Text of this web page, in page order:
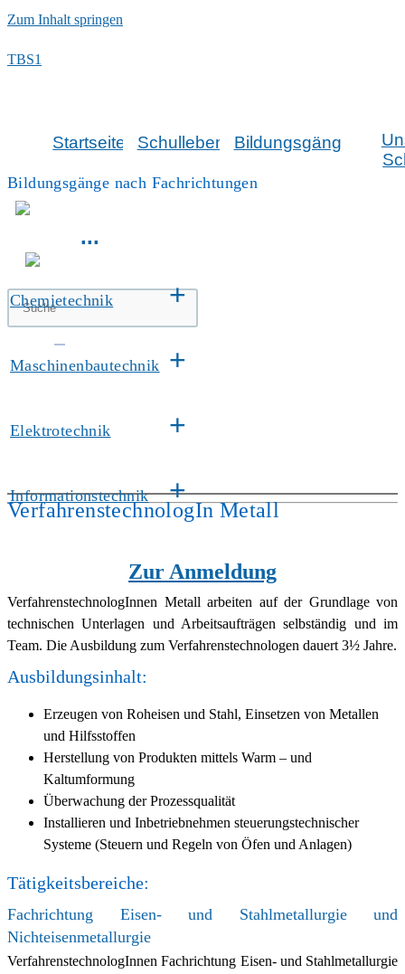
Zum Inhalt springen
TBS1
Startseite Schulleben Bildungsgänge
...
Bildungsgänge nach Fachrichtungen
Chemietechnik +
Maschinenbautechnik +
Elektrotechnik +
Informationstechnik +
VerfahrenstechnologIn Metall
Zur Anmeldung
VerfahrenstechnologInnen Metall arbeiten auf der Grundlage von
technischen Unterlagen und Arbeitsaufträgen selbständig und im
Team. Die Ausbildung zum Verfahrenstechnologen dauert 3½ Jahre.
Ausbildungsinhalt:
Erzeugen von Roheisen und Stahl, Einsetzen von Metallen
und Hilfsstoffen
Herstellung von Produkten mittels Warm – und
Kaltumformung
Überwachung der Prozessqualität
Installieren und Inbetriebnehmen steuerungstechnischer
Systeme (Steuern und Regeln von Öfen und Anlagen)
Tätigkeitsbereiche:
Fachrichtung Eisen- und Stahlmetallurgie und
Nichteisenmetallurgie
VerfahrenstechnologInnen Fachrichtung Eisen- und Stahlmetallurgie